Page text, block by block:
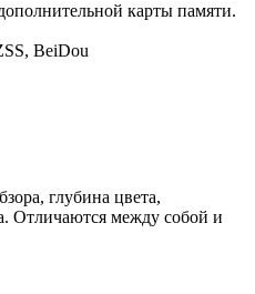
карты памяти.
BeiDou
глубина цвета,
Отличаются между собой и